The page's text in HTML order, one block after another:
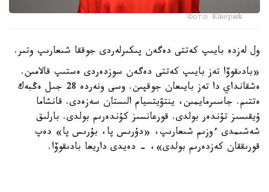
Фото: Kinopark
ول لەزدە بايىپ كەتتى دەگەن پىكىرلەردى جوققا شىعارىپ وتىر.
«بادىقوۆا تەز بايىپ كەتتى دەگەن سوزدەردى ەستىپ قالامىن.
ەشقانداي دا تەز بايىعان جوقپىن. وسى ونەردە 28 جىل ەڭبەك
ەتتىم. جاسىرمايمىن، ينتۋيتسيام الىستان سەزەدى. قانشاما
ۇيقىسىز تۇندەر بولدى. قورعانسىز كۇندەرىم بولدى. بارلىق
شەشىمدى ءوزىم شىعارىپ، «دۇرىس پا، بۇرىس پا» دەپ
قورىققان كەزدەرىم بولدى»، - دەيدى داريعا بادىقوۆا.